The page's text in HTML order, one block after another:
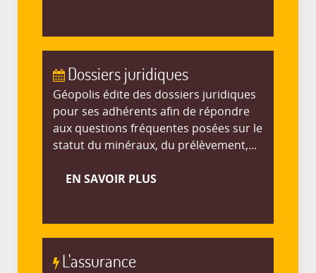
Dossiers juridiques
Géopolis édite des dossiers juridiques
pour ses adhérents afin de répondre
aux questions fréquentes posées sur le
statut du minéraux, du prélèvement,...
EN SAVOIR PLUS
L'assurance